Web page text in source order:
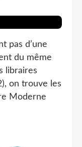
pas d’une
du même
libraires
on trouve les
Moderne